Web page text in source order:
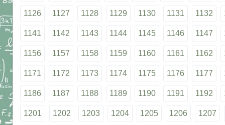
1126 1127 1128 1129 1130 1131 1132
1141 1142 1143 1144 1145 1146 1147
1156 1157 1158 1159 1160 1161 1162
1171 1172 1173 1174 1175 1176 1177
1186 1187 1188 1189 1190 1191 1192
1201 1202 1203 1204 1205 1206 1207